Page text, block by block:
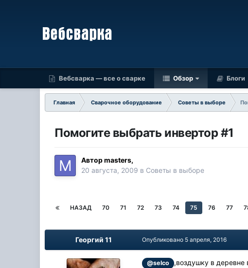
Вебсварка — все о сварке Обзор Блоги
Главная Сварочное оборудование Советы в выборе
Помогите выбрать инвертор #1
Авторmasters,
20 августа, 2009 в Советы в выборе
НАЗАД 70 71 72 73 74 75 76 77
Георгий 11 Опубликовано 5 апреля, 2016
@selco
,воздушку в деревне